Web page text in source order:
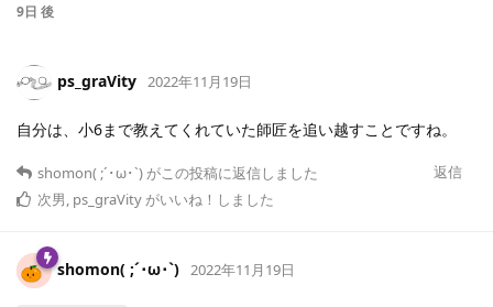
9日 後
ps_graVity 2022年11月19日
自分は、小6まで教えてくれていた師匠を追い越すことですね。
返信
shomon( ;´･ω･`) がこの投稿に返信しました
次男, ps_graVity がいいね！しました
shomon( ;´･ω･`) 2022年11月19日